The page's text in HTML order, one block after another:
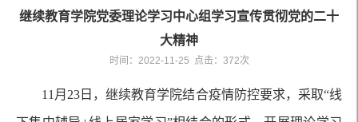
继续教育学院党委理论学习中心组学习宣传贯彻党的二十
大精神
时间：2022-11-25 点击： 372次
11月23日，继续教育学院结合疫情防控要求，采取“线